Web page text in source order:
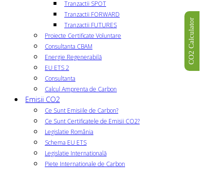
Tranzactii SPOT
Tranzactii FORWARD
Tranzactii FUTURES
Proiecte Certificate Voluntare
Consultanta CBAM
Energie Regenerabilă
EU ETS 2
Consultanta
Calcul Amprenta de Carbon
Emisii CO2
Ce Sunt Emisiile de Carbon?
Ce Sunt Certificatele de Emisii CO2?
Legislatie România
Schema EU ETS
Legislatie Internatională
Piete Internationale de Carbon
CO2 Calculator